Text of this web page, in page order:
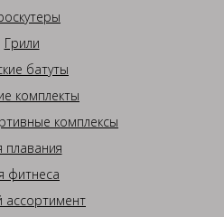
Грили
батуты
комплекты
комплексы
плавания
фитнеса
ассортимент